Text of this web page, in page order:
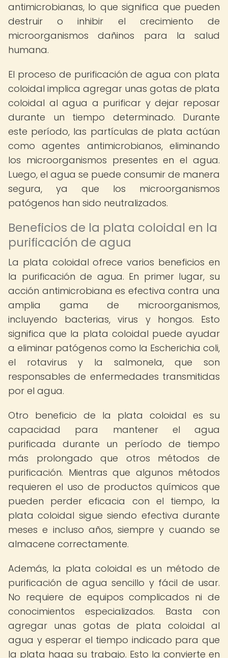
antimicrobianas, lo que significa que pueden
destruir o inhibir el crecimiento de
microorganismos dañinos para la salud
humana.
El proceso de purificación de agua con plata
coloidal implica agregar unas gotas de plata
coloidal al agua a purificar y dejar reposar
durante un tiempo determinado. Durante
este período, las partículas de plata actúan
como agentes antimicrobianos, eliminando
los microorganismos presentes en el agua.
Luego, el agua se puede consumir de manera
segura, ya que los microorganismos
patógenos han sido neutralizados.
Beneficios de la plata coloidal en la
purificación de agua
La plata coloidal ofrece varios beneficios en
la purificación de agua. En primer lugar, su
acción antimicrobiana es efectiva contra una
amplia gama de microorganismos,
incluyendo bacterias, virus y hongos. Esto
significa que la plata coloidal puede ayudar
a eliminar patógenos como la Escherichia coli,
el rotavirus y la salmonela, que son
responsables de enfermedades transmitidas
por el agua.
Otro beneficio de la plata coloidal es su
capacidad para mantener el agua
purificada durante un período de tiempo
más prolongado que otros métodos de
purificación. Mientras que algunos métodos
requieren el uso de productos químicos que
pueden perder eficacia con el tiempo, la
plata coloidal sigue siendo efectiva durante
meses e incluso años, siempre y cuando se
almacene correctamente.
Además, la plata coloidal es un método de
purificación de agua sencillo y fácil de usar.
No requiere de equipos complicados ni de
conocimientos especializados. Basta con
agregar unas gotas de plata coloidal al
agua y esperar el tiempo indicado para que
la plata haga su trabajo. Esto la convierte en